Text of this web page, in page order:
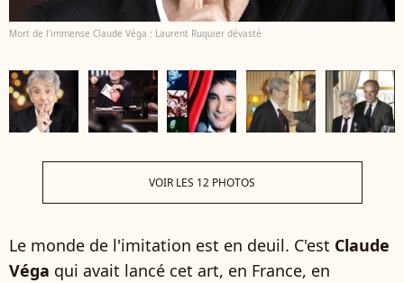
Mort de l'immense Claude Véga : Laurent Ruquier dévasté
VOIR LES 12 PHOTOS
Le monde de l'imitation est en deuil. C'est Claude
Véga qui avait lancé cet art, en France, en